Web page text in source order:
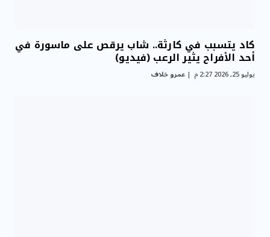
كاد يتسبب في كارثة.. شاب يرقص على ماسورة في
أحد الأفراح يثير الرعب (فيديو)
يوليو 25, 2026 2:27 م عمرو خلاف